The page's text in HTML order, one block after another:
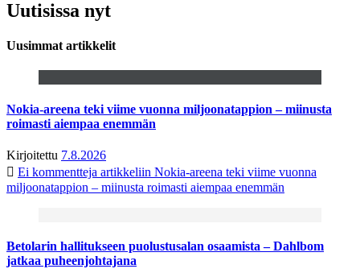
Uutisissa nyt
Uusimmat artikkelit
Nokia-areena teki viime vuonna miljoonatappion – miinusta
roimasti aiempaa enemmän
Kirjoitettu 7.8.2026
Ei kommentteja artikkeliin Nokia-areena teki viime vuonna
miljoonatappion – miinusta roimasti aiempaa enemmän
Betolarin hallitukseen puolustusalan osaamista – Dahlbom
jatkaa puheenjohtajana